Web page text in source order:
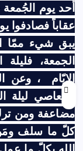
أحد يوم
عقاباً فصادفوا
يبق شيء ممّا
الجمعة،
الايّام
، وعن
المعاصي
مضاعفة ومن
كلّ ما سلف ومَن